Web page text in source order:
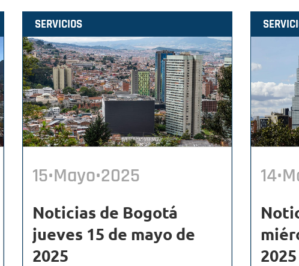
SERVICIOS
15•Mayo•2025
Noticias de Bogotá
jueves 15 de mayo de
2025
2025